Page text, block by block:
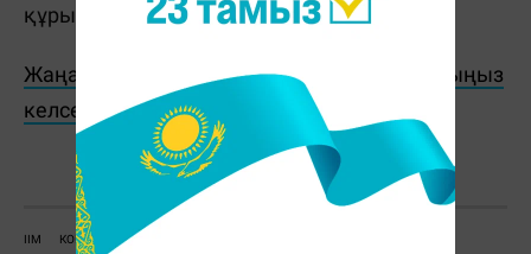
құрылды.
Жаңалықтарды бәрінен бұрын біліп отырғыңыз
келсе, Telegram-арнамызға жазылыңыз!
Massaget.kz
ІІМ КОМИТЕТ ТАҒАЙЫНДАУ